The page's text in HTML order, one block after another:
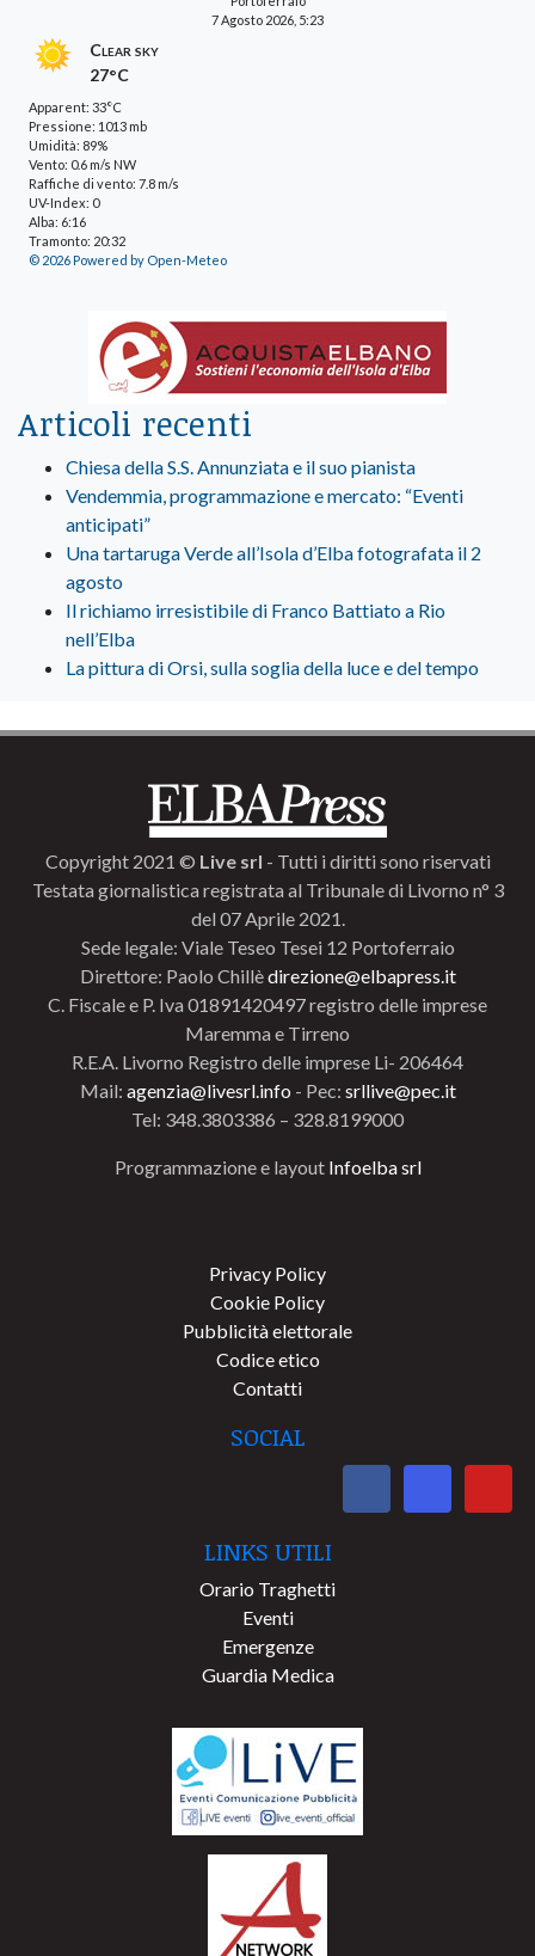
7 Agosto 2026, 5:23
Clear sky
27°C
Apparent: 33°C
Pressione: 1013 mb
Umidità: 89%
Vento: 0.6 m/s NW
Raffiche di vento: 7.8 m/s
UV-Index: 0
Alba: 6:16
Tramonto: 20:32
© 2026 Powered by Open-Meteo
Articoli recenti
Chiesa della S.S. Annunziata e il suo pianista
Vendemmia, programmazione e mercato: “Eventi
anticipati”
Una tartaruga Verde all’Isola d’Elba fotografata il 2
agosto
Il richiamo irresistibile di Franco Battiato a Rio
nell’Elba
La pittura di Orsi, sulla soglia della luce e del tempo
Copyright 2021 © Live srl - Tutti i diritti sono riservati
Testata giornalistica registrata al Tribunale di Livorno n° 3
del 07 Aprile 2021.
Sede legale: Viale Teseo Tesei 12 Portoferraio
Direttore: Paolo Chillèdirezione@elbapress.it
C. Fiscale e P. Iva 01891420497 registro delle imprese
Maremma e Tirreno
R.E.A. Livorno Registro delle imprese Li- 206464
Mail: agenzia@livesrl.info - Pec: srllive@pec.it
Tel: 348.3803386 – 328.8199000
Programmazione e layout Infoelba srl
Privacy Policy
Cookie Policy
Pubblicità elettorale
Codice etico
Contatti
SOCIAL
LINKS UTILI
Orario Traghetti
Eventi
Emergenze
Guardia Medica